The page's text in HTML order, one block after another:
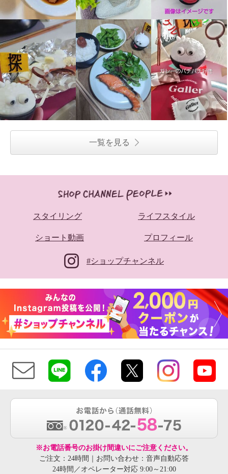
一覧を見る
スタイリング ライフスタイル
ショート動画 プロフィール
#ショップチャンネル
※お電話番号のお掛け間違いにご注意ください。
ご注文：24時間｜お問い合わせ：音声自動応答
24時間／オペレーター対応 9:00～21:00